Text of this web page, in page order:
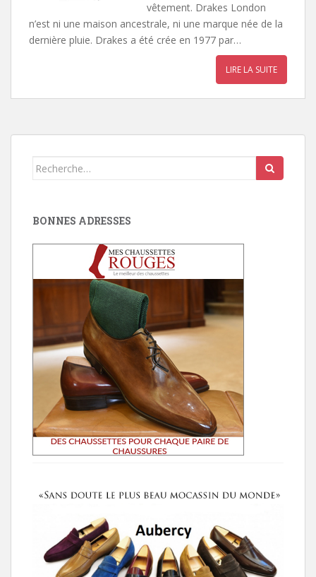
vêtement. Drakes London
n’est ni une maison ancestrale, ni une marque née de la
dernière pluie. Drakes a été crée en 1977 par…
LIRE LA SUITE
Search
BONNES ADRESSES